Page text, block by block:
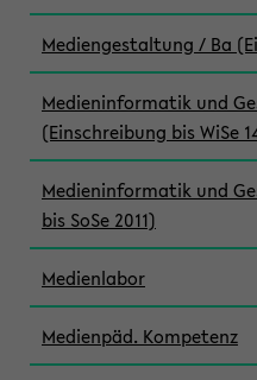
Mediengestaltung / Ba
Medieninformatik und
(Einschreibung bis WiSe
Medieninformatik und
bis SoSe 2011)
Medienlabor
Medienpäd. Kompetenz